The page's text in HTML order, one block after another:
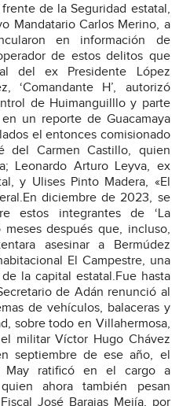
de la Seguridad estatal,
Mandatario Carlos Merino, a
en información de
de estos delitos que
del ex Presidente López
‘Comandante H’, autorizó
de Huimanguilllo y parte
un reporte de Guacamaya
el entonces comisionado
del Carmen Castillo, quien
Leonardo Arturo Leyva, ex
y Ulises Pinto Madera, «El
diciembre de 2023, se
estos integrantes de ‘La
meses después que, incluso,
asesinar a Bermúdez
El Campestre, una
la capital estatal.Fue hasta
de Adán renunció al
de vehículos, balaceras y
sobre todo en Villahermosa,
militar Víctor Hugo Chávez
septiembre de ese año, el
May ratificó en el cargo a
ahora también pesan
José Barajas Mejía, por